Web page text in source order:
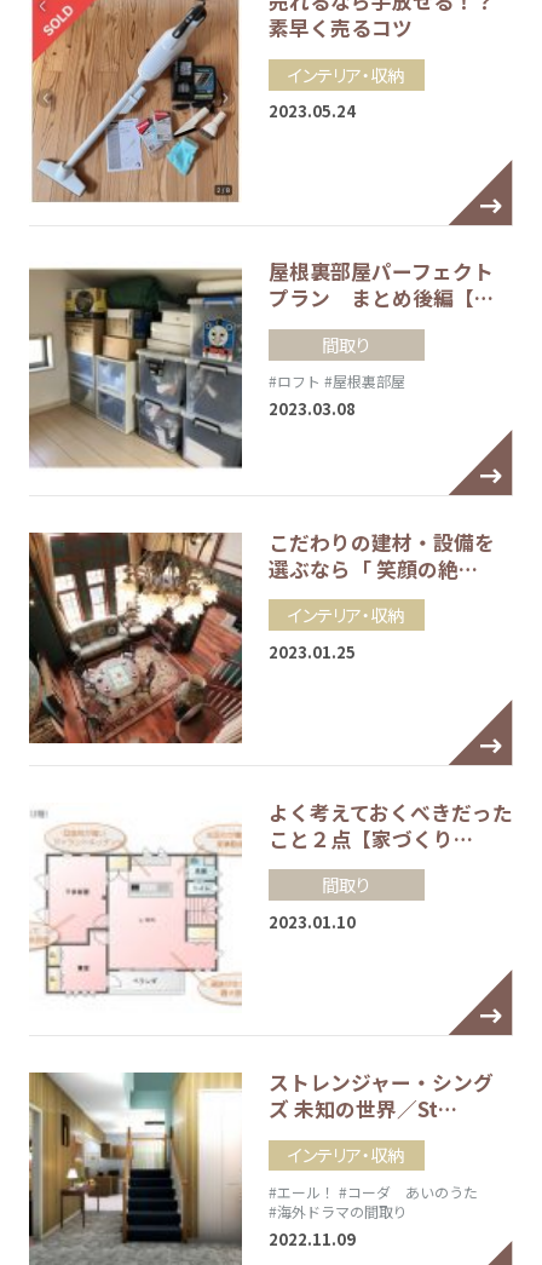
素早く売るコツ
インテリア・収納
2023.05.24
屋根裏部屋パーフェクト
プラン まとめ後編【…
間取り
#ロフト #屋根裏部屋
2023.03.08
こだわりの建材・設備を
選ぶなら「 笑顔の絶…
インテリア・収納
2023.01.25
よく考えておくべきだった
こと２点【家づくり…
間取り
2023.01.10
ストレンジャー・シング
ズ 未知の世界／St…
インテリア・収納
#エール！ #コーダ あいのうた
#海外ドラマの間取り
2022.11.09